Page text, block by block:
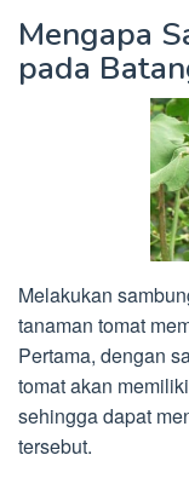
Mengapa
pada
Melakukan
tanaman tomat
Pertama, dengan
tomat akan
sehingga dapat
tersebut.